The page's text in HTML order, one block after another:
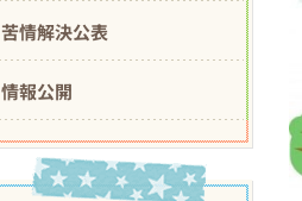
苦情解決公表
情報公開